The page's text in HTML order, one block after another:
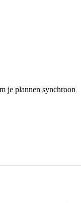
je plannen synchroon